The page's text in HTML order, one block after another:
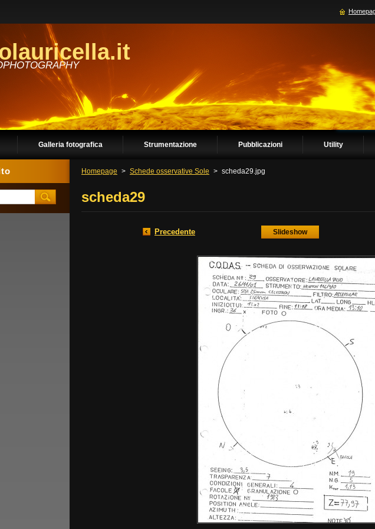
Galleria fotografica Strumentazione Pubblicazioni Utility
Homepage > Schede osservative Sole > scheda29.jpg
scheda29
Precedente Slideshow